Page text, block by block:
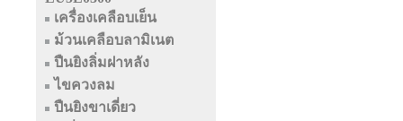
เครื่องเคลือบเย็น
ม้วนเคลือบลามิเนต
ปืนยิงลิ่มฝาหลัง
ไขควงลม
ปืนยิงขาเดี่ยว